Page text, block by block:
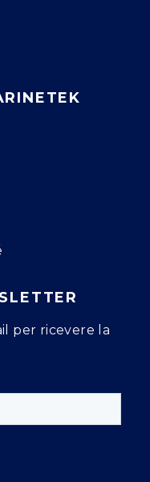
per ricevere la